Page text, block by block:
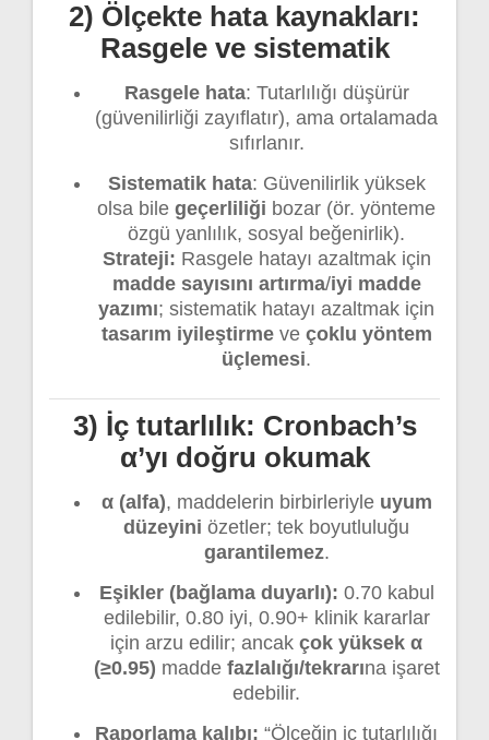
2) Ölçekte hata kaynakları:
Rasgele ve sistematik
Rasgele hata: Tutarlılığı düşürür
(güvenilirliği zayıflatır), ama ortalamada
sıfırlanır.
Sistematik hata: Güvenilirlik yüksek
olsa bile geçerliliği bozar (ör. yönteme
özgü yanlılık, sosyal beğenirlik).
Strateji: Rasgele hatayı azaltmak için
madde sayısını artırma/iyi madde
yazımı; sistematik hatayı azaltmak için
tasarım iyileştirmeve çoklu yöntem
üçlemesi.
3) İç tutarlılık: Cronbach’s
α’yı doğru okumak
α (alfa), maddelerin birbirleriyle uyum
düzeyini özetler; tek boyutluluğu
garantilemez.
Eşikler (bağlama duyarlı): 0.70 kabul
edilebilir, 0.80 iyi, 0.90+ klinik kararlar
için arzu edilir; ancak çok yüksek α
(≥0.95) madde fazlalığı/tekrarına işaret
edebilir.
Raporlama kalıbı: “Ölçeğin iç tutarlılığı